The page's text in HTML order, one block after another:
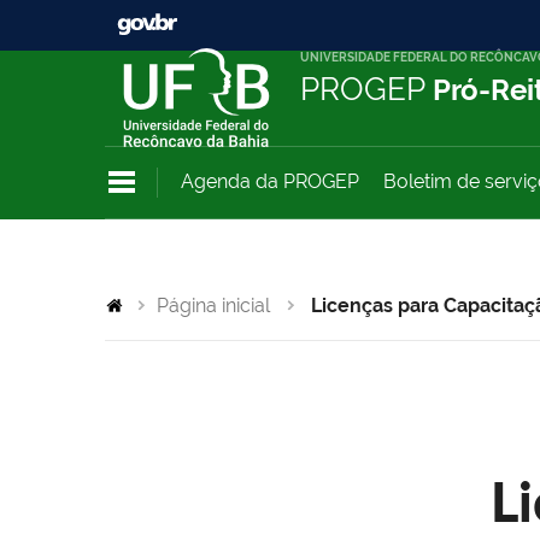
UNIVERSIDADE FEDERAL DO
PROGEP Pró-
Agenda da PROGEP Boletim de
Página inicial Licenças para